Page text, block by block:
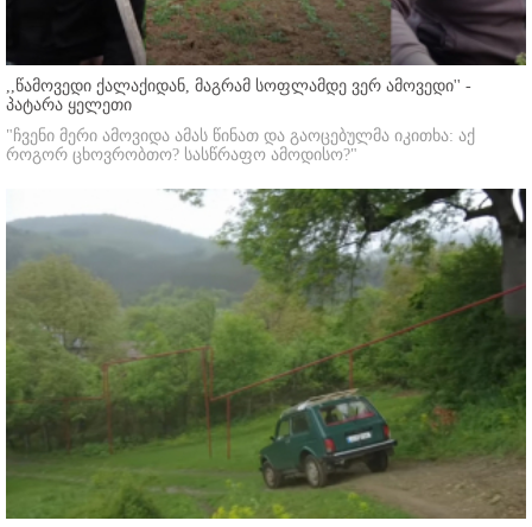
,,წამოვედი ქალაქიდან, მაგრამ სოფლამდე ვერ ამოვედი'' -
პატარა ყელეთი
"ჩვენი მერი ამოვიდა ამას წინათ და გაოცებულმა იკითხა: აქ
როგორ ცხოვრობთო? სასწრაფო ამოდისო?"